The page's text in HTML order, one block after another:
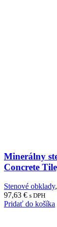
Minerálny
Concrete
Stenové obklady,
97,63 € s DPH
Pridať do košíka